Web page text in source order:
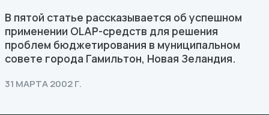
В пятой статье рассказывается об успешном
применении OLAP-средств для решения
проблем бюджетирования в муниципальном
совете города Гамильтон, Новая Зеландия.
31 МАРТА 2002 Г.